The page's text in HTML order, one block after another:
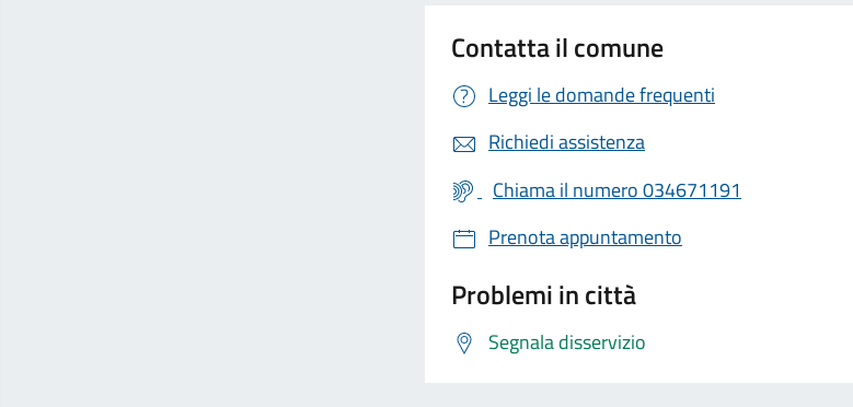
Contatta il comune
Leggi le domande frequenti
Richiedi assistenza
Chiama il numero 034671191
Prenota appuntamento
Problemi in città
Segnala disservizio